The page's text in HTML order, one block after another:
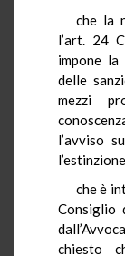
che la
l’art. 24
impone la
delle
mezzi
l’avviso
che è
Consiglio
chiesto